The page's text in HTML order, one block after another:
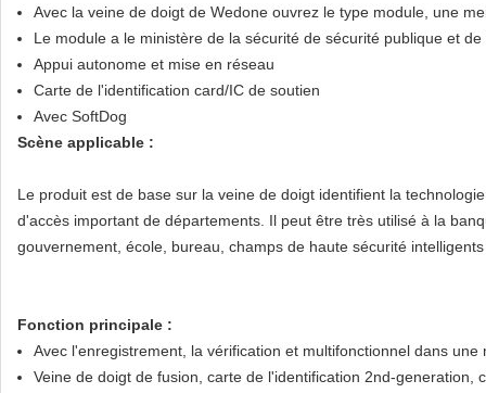
Avec la veine de doigt de Wedone ouvrez le type module, une
Le module a le ministère de la sécurité de sécurité publique et
Appui autonome et mise en réseau
Carte de l'identification card/IC de soutien
Avec SoftDog
Scène applicable :
Le produit est de base sur la veine de doigt identifient la
d'accès important de départements. Il peut être très utilisé à la
gouvernement, école, bureau, champs de haute sécurité
Fonction principale :
Avec l'enregistrement, la vérification et multifonctionnel dans une
Veine de doigt de fusion, carte de l'identification 2nd-generation,